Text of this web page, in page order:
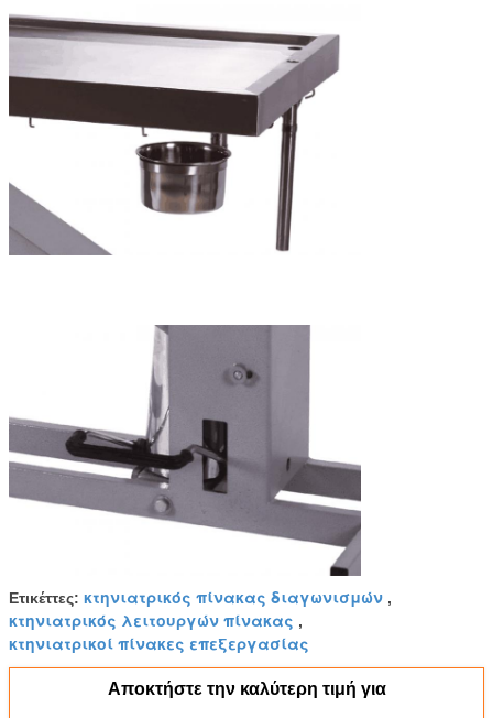
Ετικέττες: κτηνιατρικός πίνακας διαγωνισμών ,
κτηνιατρικός λειτουργών πίνακας ,
κτηνιατρικοί πίνακες επεξεργασίας
Αποκτήστε την καλύτερη τιμή για